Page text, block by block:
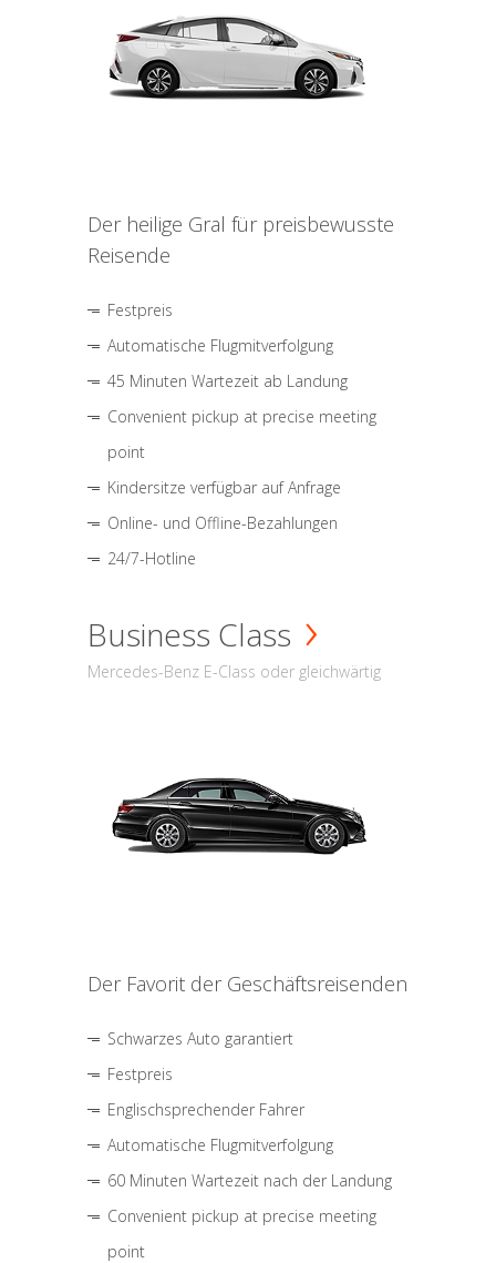
Der heilige Gral für preisbewusste
Reisende
Festpreis
Automatische Flugmitverfolgung
45 Minuten Wartezeit ab Landung
Convenient pickup at precise meeting
point
Kindersitze verfügbar auf Anfrage
Online- und Offline-Bezahlungen
24/7-Hotline
Business Class
Mercedes-Benz E-Class oder gleichwärtig
Der Favorit der Geschäftsreisenden
Schwarzes Auto garantiert
Festpreis
Englischsprechender Fahrer
Automatische Flugmitverfolgung
60 Minuten Wartezeit nach der Landung
Convenient pickup at precise meeting
point